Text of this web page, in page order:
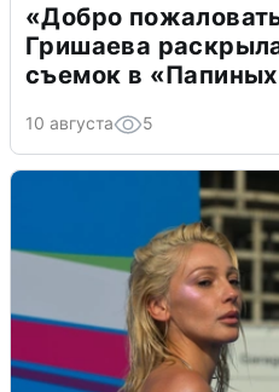
«Добро
Гришаева
съемок в
10 августа 5